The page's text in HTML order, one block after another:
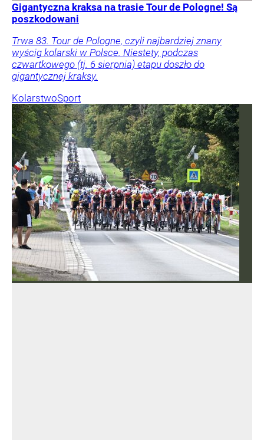
Gigantyczna kraksa na trasie Tour de Pologne! Są
poszkodowani
Trwa 83. Tour de Pologne, czyli najbardziej znany
wyścig kolarski w Polsce. Niestety, podczas
czwartkowego (tj. 6 sierpnia) etapu doszło do
gigantycznej kraksy.
KolarstwoSport